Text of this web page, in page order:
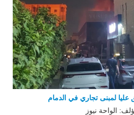
لمبنى تجاري في الدمام
الواحة نيوز